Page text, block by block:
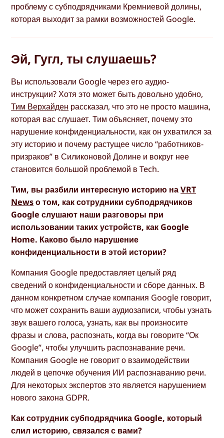
проблему с субподрядчиками Кремниевой долины,
которая выходит за рамки возможностей Google.
Эй, Гугл, ты слушаешь?
Вы использовали Google через его аудио-
инструкции? Хотя это может быть довольно удобно,
Тим Верхайден рассказал, что это не просто машина,
которая вас слушает. Тим объясняет, почему это
нарушение конфиденциальности, как он ухватился за
эту историю и почему растущее число “работников-
призраков” в Силиконовой Долине и вокруг нее
становится большой проблемой в Tech.
Тим, вы разбили интересную историю наVRT
Newsо том, как сотрудники субподрядчиков
Google слушают наши разговоры при
использовании таких устройств, как Google
Home. Каково было нарушение
конфиденциальности в этой истории?
Компания Google предоставляет целый ряд
сведений о конфиденциальности и сборе данных. В
данном конкретном случае компания Google говорит,
что может сохранить ваши аудиозаписи, чтобы узнать
звук вашего голоса, узнать, как вы произносите
фразы и слова, распознать, когда вы говорите “Ок
Google”, чтобы улучшить распознавание речи.
Компания Google не говорит о взаимодействии
людей в цепочке обучения ИИ распознаванию речи.
Для некоторых экспертов это является нарушением
нового закона GDPR.
Как сотрудник субподрядчика Google, который
слил историю, связался с вами?